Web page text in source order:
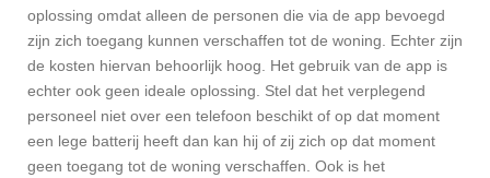
oplossing omdat alleen de personen die via de app bevoegd
zijn zich toegang kunnen verschaffen tot de woning. Echter zijn
de kosten hiervan behoorlijk hoog. Het gebruik van de app is
echter ook geen ideale oplossing. Stel dat het verplegend
personeel niet over een telefoon beschikt of op dat moment
een lege batterij heeft dan kan hij of zij zich op dat moment
geen toegang tot de woning verschaffen. Ook is het